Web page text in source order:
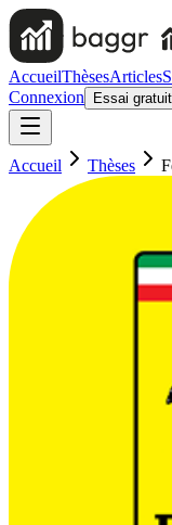
AccueilThèsesArticles
Connexion
Essai gratuit
Accueil Thèses